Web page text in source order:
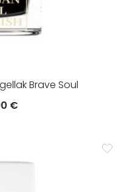
Brave Soul
€